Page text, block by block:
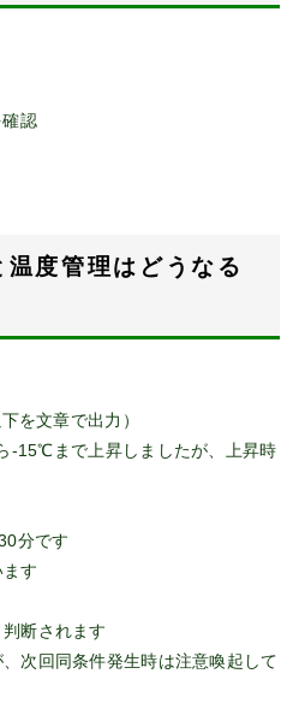
認
度管理はどうなる
を文章で出力）
-15℃まで上昇しましたが、上昇時
分です
す
断されます
次回同条件発生時は注意喚起して